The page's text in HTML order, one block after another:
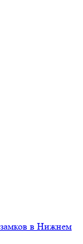
в Нижнем